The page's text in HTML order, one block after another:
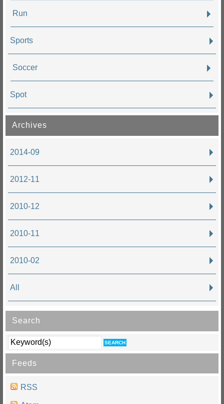
Run
Sports
Soccer
Spot
Archives
2014-09
2012-11
2010-12
2010-11
2010-02
All
Search
Feeds
RSS